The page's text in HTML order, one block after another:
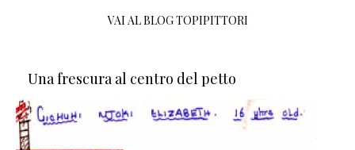
VAI AL BLOG TOPIPITTORI
Una frescura al centro del petto